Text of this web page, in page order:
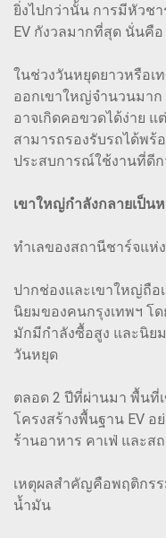
ยิ่งไปกว่านั้น การมีหัวช
EV กังวลมากที่สุด นั่นคือ
ในช่วงวันหยุดยาวหรือเ
ออกเขาใหญ่จำนวนมาก
อาจเกิดคอขวดได้ง่าย แ
สามารถรองรับรถได้พร้
ประสบการณ์ใช้งานที่ดีก
เขาใหญ่กำลังกลายเป็นห
ทำเลของสถานีชาร์จแห่
ปากช่องและเขาใหญ่ถือ
นิยมของคนกรุงเทพฯ โ
มักมีกำลังซื้อสูง และนิย
วันหยุด
ตลอด 2 ปีที่ผ่านมา พื้นที่
โครงสร้างพื้นฐาน EV อ
ร้านอาหาร คาเฟ่ และส
เหตุผลสำคัญคือพฤติกรร
น้ำมัน